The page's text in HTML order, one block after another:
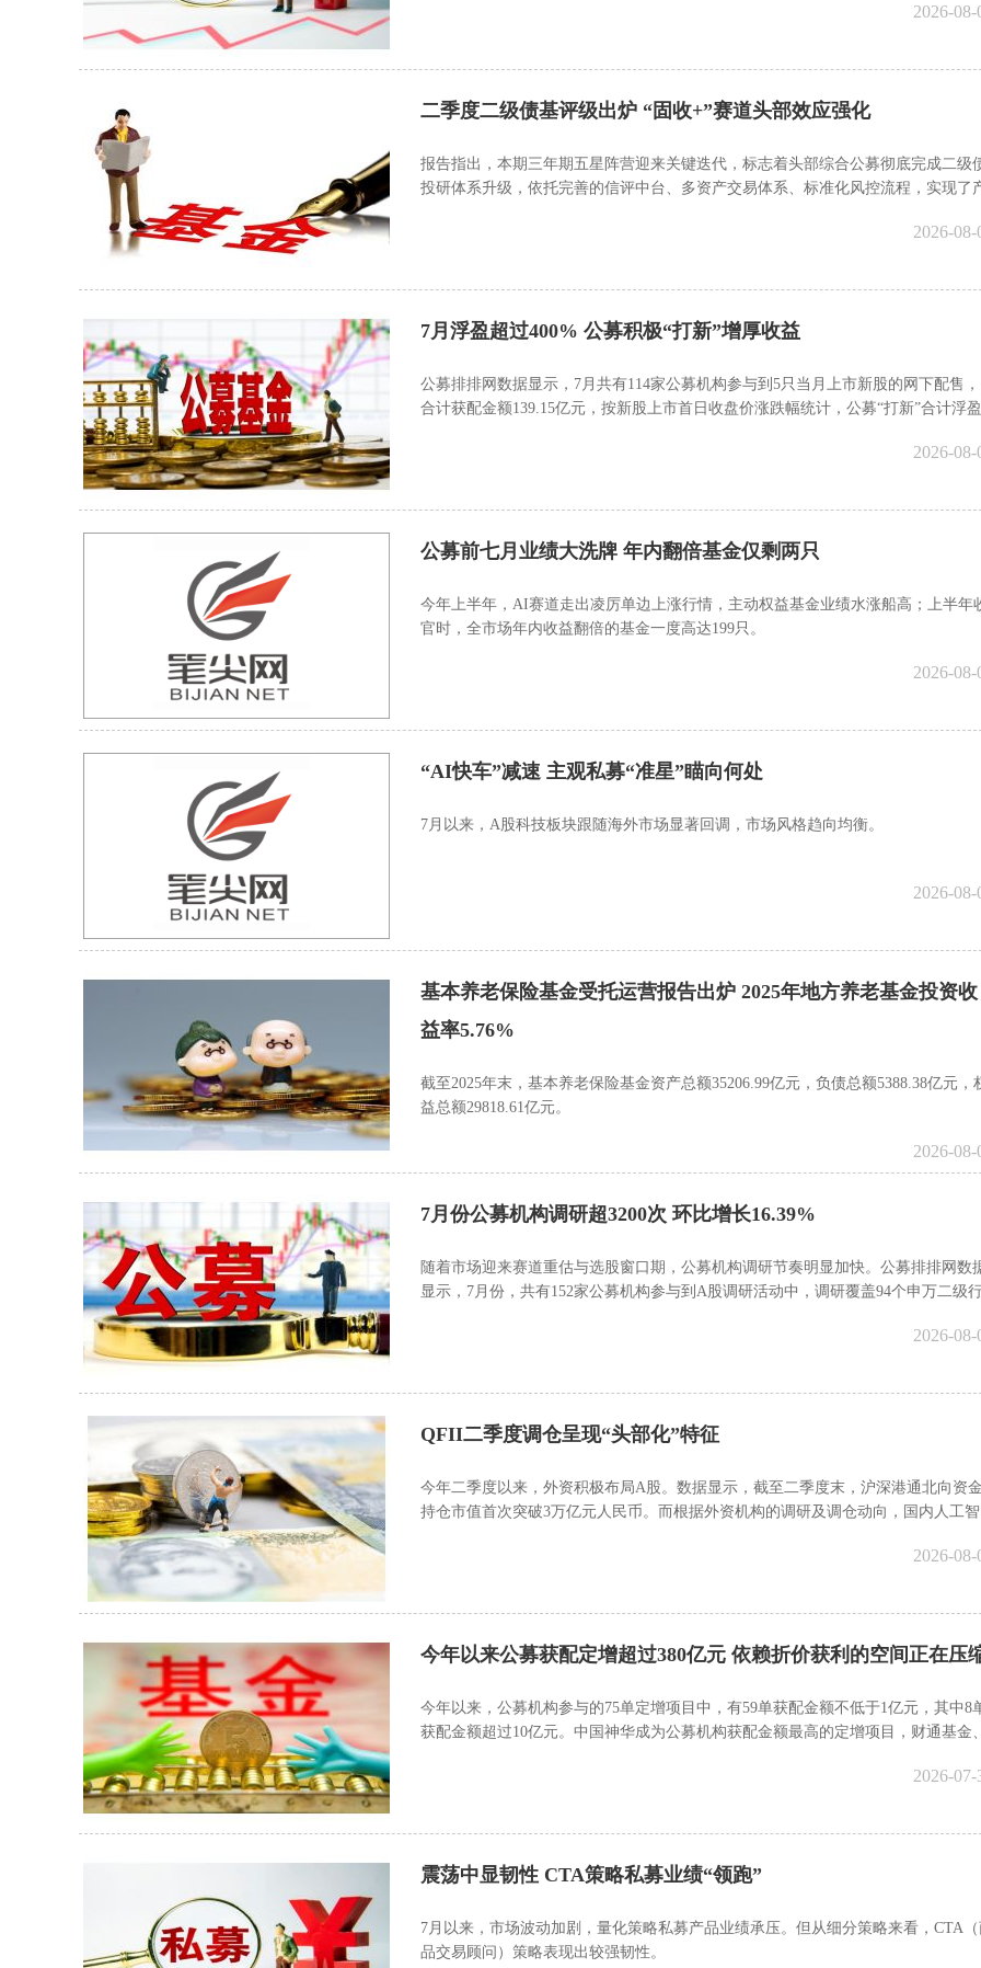
2026-08-
二季度二级债基评级出炉 “固收+”赛道头部效应强化
报告指出，本期三年期五星阵营迎来关键迭代，标志着头部综合公募彻底完成二级
投研体系升级，依托完善的信评中台、多资产交易体系、标准化风控流程，实现了
2026-08-
7月浮盈超过400% 公募积极“打新”增厚收益
公募排排网数据显示，7月共有114家公募机构参与到5只当月上市新股的网下配售，
合计获配金额139.15亿元，按新股上市首日收盘价涨跌幅统计，公募“打新”合计浮盈
2026-08-
公募前七月业绩大洗牌 年内翻倍基金仅剩两只
今年上半年，AI赛道走出凌厉单边上涨行情，主动权益基金业绩水涨船高；上半年
官时，全市场年内收益翻倍的基金一度高达199只。
2026-08-
“AI快车”减速 主观私募“准星”瞄向何处
7月以来，A股科技板块跟随海外市场显著回调，市场风格趋向均衡。
2026-08-
基本养老保险基金受托运营报告出炉 2025年地方养老基金投资收
益率5.76%
截至2025年末，基本养老保险基金资产总额35206.99亿元，负债总额5388.38亿元，
益总额29818.61亿元。
2026-08-
7月份公募机构调研超3200次 环比增长16.39%
随着市场迎来赛道重估与选股窗口期，公募机构调研节奏明显加快。公募排排网数
显示，7月份，共有152家公募机构参与到A股调研活动中，调研覆盖94个申万二级
2026-08-
QFII二季度调仓呈现“头部化”特征
今年二季度以来，外资积极布局A股。数据显示，截至二季度末，沪深港通北向资金
持仓市值首次突破3万亿元人民币。而根据外资机构的调研及调仓动向，国内人工智
2026-08-
今年以来公募获配定增超过380亿元 依赖折价获利的空间正在压
今年以来，公募机构参与的75单定增项目中，有59单获配金额不低于1亿元，其中8
获配金额超过10亿元。中国神华成为公募机构获配金额最高的定增项目，财通基金、
2026-07-
震荡中显韧性 CTA策略私募业绩“领跑”
7月以来，市场波动加剧，量化策略私募产品业绩承压。但从细分策略来看，CTA
品交易顾问）策略表现出较强韧性。